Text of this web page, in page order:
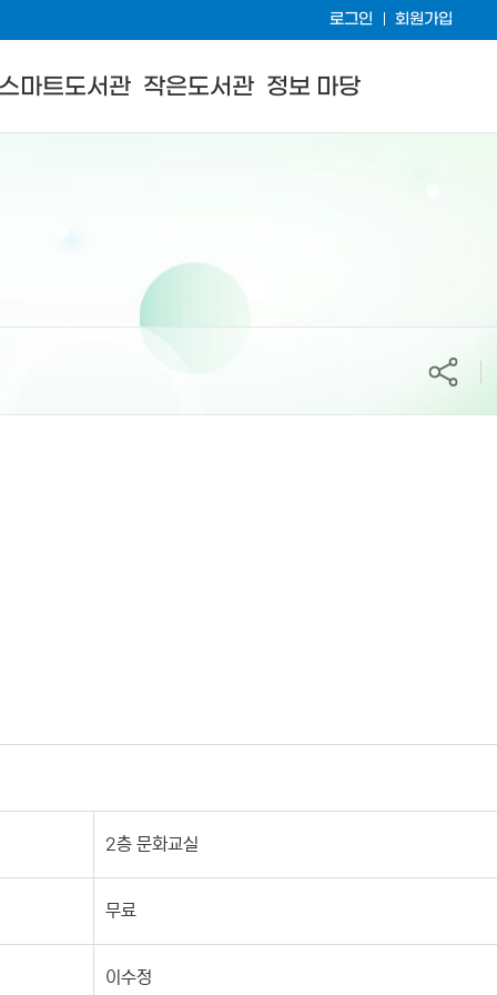
로그인 회원가입
스마트도서관 작은도서관 정보 마당
공유
2층 문화교실
무료
이수정